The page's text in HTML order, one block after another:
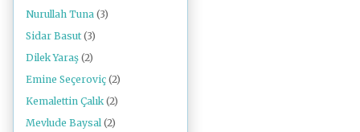
Nurullah Tuna (3)
Sidar Basut (3)
Dilek Yaraş (2)
Emine Seçeroviç (2)
Kemalettin Çalık (2)
Mevlude Baysal (2)